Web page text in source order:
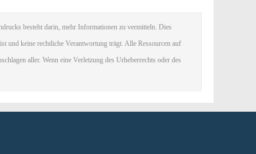
besteht darin, mehr Informationen zu vermitteln. Dies
und keine rechtliche Verantwortung trägt. Alle Ressourcen auf
aller. Wenn eine Verletzung des Urheberrechts oder des